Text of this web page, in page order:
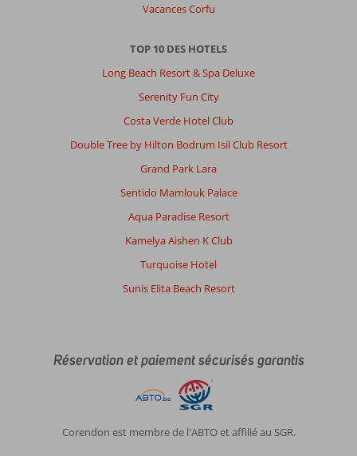
Vacances Corfu
TOP 10 DES HOTELS
Long Beach Resort & Spa Deluxe
Serenity Fun City
Costa Verde Hotel Club
Double Tree by Hilton Bodrum Isil Club Resort
Grand Park Lara
Sentido Mamlouk Palace
Aqua Paradise Resort
Kamelya Aishen K Club
Turquoise Hotel
Sunis Elita Beach Resort
Réservation et paiement sécurisés garantis
Corendon est membre de l'ABTO et affilié au SGR.